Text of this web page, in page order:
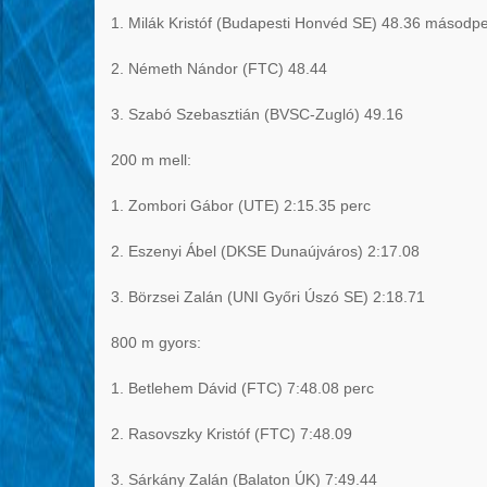
1. Milák Kristóf (Budapesti Honvéd SE) 48.36
2. Németh Nándor (FTC) 48.44
3. Szabó Szebasztián (BVSC-Zugló) 49.16
200 m mell:
1. Zombori Gábor (UTE) 2:15.35 perc
2. Eszenyi Ábel (DKSE Dunaújváros) 2:17.08
3. Börzsei Zalán (UNI Győri Úszó SE) 2:18.71
800 m gyors:
1. Betlehem Dávid (FTC) 7:48.08 perc
2. Rasovszky Kristóf (FTC) 7:48.09
3. Sárkány Zalán (Balaton ÚK) 7:49.44